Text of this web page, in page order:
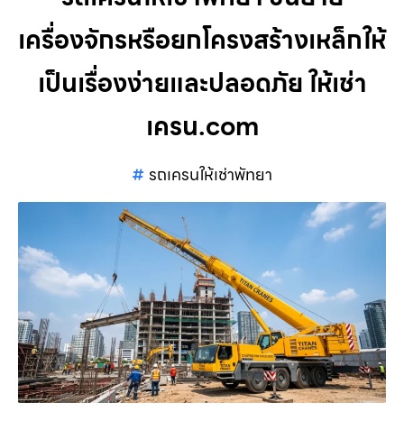
เครื่องจักรหรือยกโครงสร้างเหล็กให้
เป็นเรื่องง่ายและปลอดภัย ให้เช่า
เครน.com
รถเครนให้เช่าพัทยา